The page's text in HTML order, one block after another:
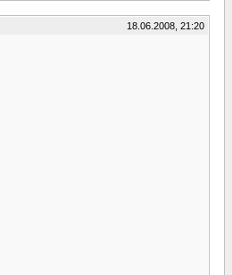
18.06.2008, 21:20